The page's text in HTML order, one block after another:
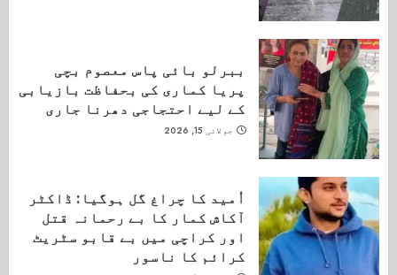
ببرلو بائی پاس معصوم بچی
پریا کماری کی بحفاظت بازیابی
کے لیے احتجاجی دھرنا جاری
جولائی 15, 2026
اُمید کا چراغ گل ہوگیا: ڈاکٹر
آکاش کمار کا بے رحمانہ قتل
اور کراچی میں بے قابو سٹریٹ
کرائم کا ناسور